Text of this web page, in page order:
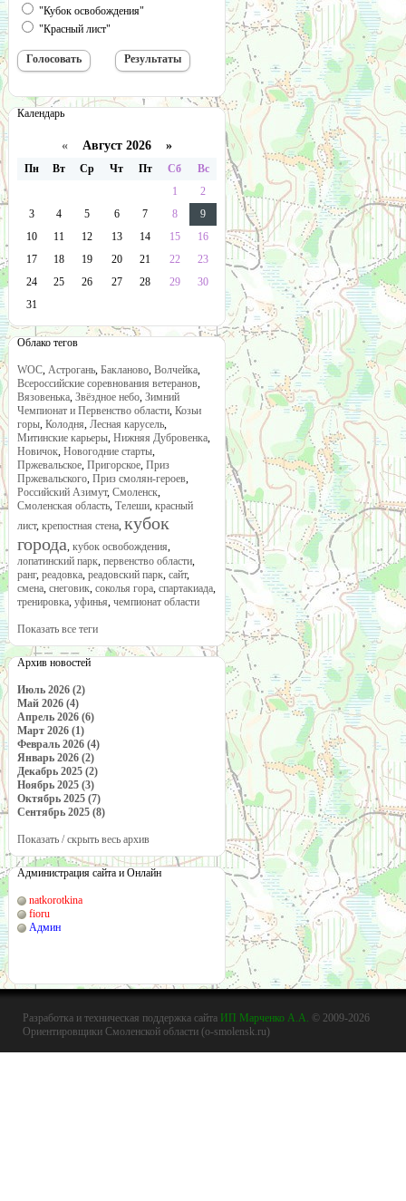
"Кубок освобождения"
"Красный лист"
Календарь
« Август 2026 »
Пн Вт Ср Чт Пт Сб
Вс
1
2
3
4 5 6 7 8
9
10
11 12 13 14 15
16
17
18 19 20 21 22
23
24
25 26 27 28 29
30
31
Облако тегов
WOC, Астрогань, Бакланово, Волчейка,
Всероссийские соревнования ветеранов,
Вязовенька, Звёздное небо, Зимний
Чемпионат и Первенство области, Козьи
горы, Колодня, Лесная карусель,
Митинские карьеры, Нижняя Дубровенка,
Новичок, Новогодние старты,
Пржевальское, Пригорское, Приз
Пржевальского, Приз смолян-героев,
Российский Азимут, Смоленск,
Смоленская область, Телеши, красный
лист, крепостная стена, кубок
города, кубок освобождения,
лопатинский парк, первенство области,
ранг, реадовка, реадовский парк, сайт,
смена, снеговик, соколья гора, спартакиада,
тренировка, уфинья, чемпионат области
Показать все теги
Архив новостей
Июль 2026 (2)
Май 2026 (4)
Апрель 2026 (6)
Март 2026 (1)
Февраль 2026 (4)
Январь 2026 (2)
Декабрь 2025 (2)
Ноябрь 2025 (3)
Октябрь 2025 (7)
Сентябрь 2025 (8)
Показать / скрыть весь архив
Администрация сайта и Онлайн
natkorotkina
fioru
Админ
Разработка и техническая поддержка сайта ИП Марченко А.А. © 2009-2026
Ориентировщики Смоленской области (o-smolensk.ru)